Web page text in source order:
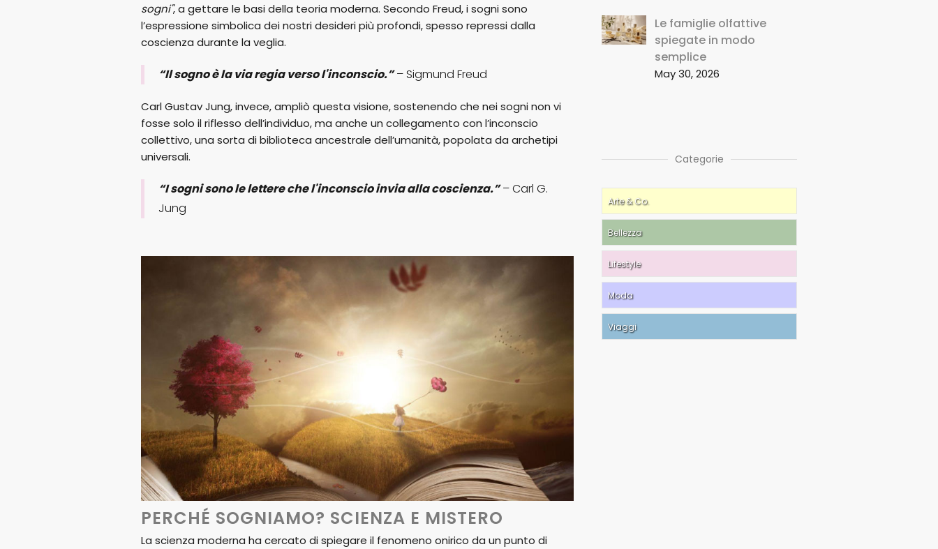
sogni", a gettare le basi della teoria moderna. Secondo Freud, i sogni sono
l’espressione simbolica dei nostri desideri più profondi, spesso repressi dalla
coscienza durante la veglia.
“Il sogno è la via regia verso l'inconscio.”– Sigmund Freud
Carl Gustav Jung, invece, ampliò questa visione, sostenendo che nei sogni non vi
fosse solo il riflesso dell’individuo, ma anche un collegamento con l’inconscio
collettivo, una sorta di biblioteca ancestrale dell’umanità, popolata da archetipi
universali.
“I sogni sono le lettere che l'inconscio invia alla coscienza.”– Carl G.
Jung
PERCHÉ SOGNIAMO? SCIENZA E MISTERO
La scienza moderna ha cercato di spiegare il fenomeno onirico da un punto di
Le famiglie olfattive
spiegate in modo
semplice
May 30, 2026
Categorie
Arte & Co.
Bellezza
Lifestyle
Moda
Viaggi